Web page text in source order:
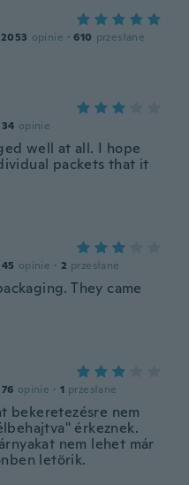
2053 opinie · 610 przesłane
34 opinie
well at all. I hope
packets that it
45 opinie · 2 przesłane
They came
76 opinie · 1 przesłane
bekeretezésre nem
érkeznek.
nem lehet már
letörik.